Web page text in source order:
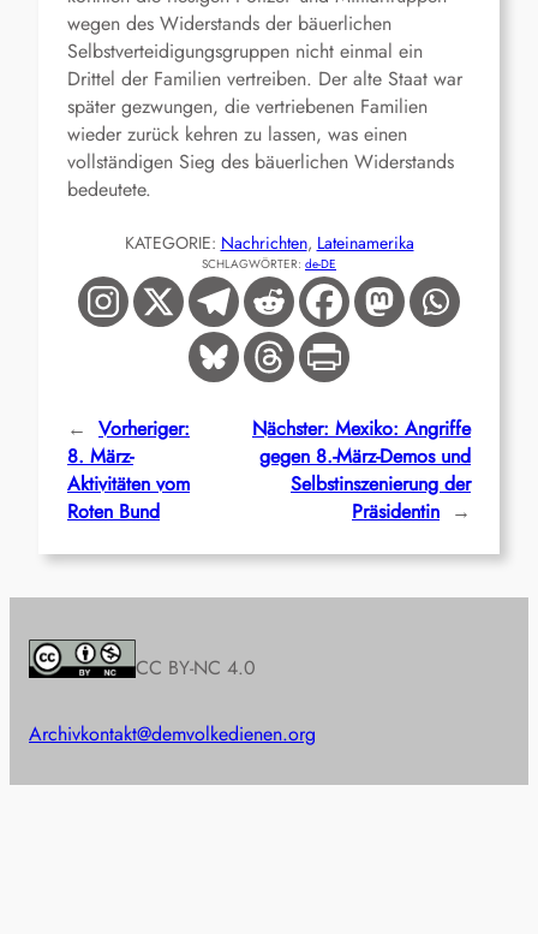
wegen des Widerstands der bäuerlichen
Selbstverteidigungsgruppen nicht einmal ein
Drittel der Familien vertreiben. Der alte Staat war
später gezwungen, die vertriebenen Familien
wieder zurück kehren zu lassen, was einen
vollständigen Sieg des bäuerlichen Widerstands
bedeutete.
KATEGORIE: Nachrichten, Lateinamerika
SCHLAGWÖRTER: de-DE
← Vorheriger:
8. März-
Aktivitäten vom
Roten Bund
Nächster: Mexiko: Angriffe
gegen 8.-März-Demos und
Selbstinszenierung der
Präsidentin →
CC BY-NC 4.0
Archivkontakt@demvolkedienen.org